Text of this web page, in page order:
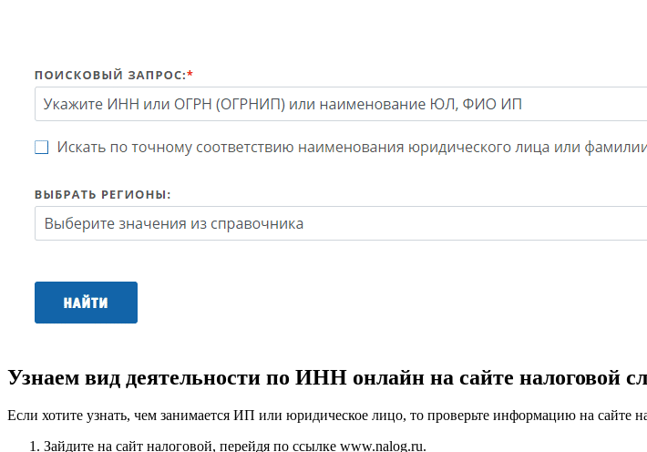
Узнаем вид деятельности по ИНН онлайн на сайте налоговой
Если хотите узнать, чем занимается ИП или юридическое лицо, то проверьте информацию на
Зайдите на сайт налоговой, перейдя по ссылке www.nalog.ru.